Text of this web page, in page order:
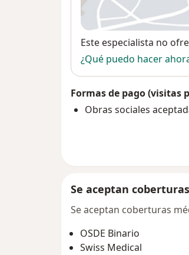
Disponibilidad
Este especialista no
¿Qué puedo hacer
Formas de pago (visitas
Obras sociales
Se aceptan
Se aceptan coberturas
OSDE Binario
Swiss Medical